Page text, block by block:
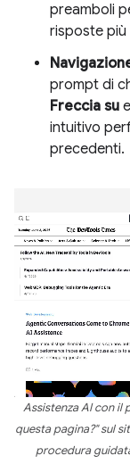
preamboli
risposte più
prompt di
Freccia su e
intuitivo
precedenti.
Assistenza AI con il
questa pagina?" sul
procedura